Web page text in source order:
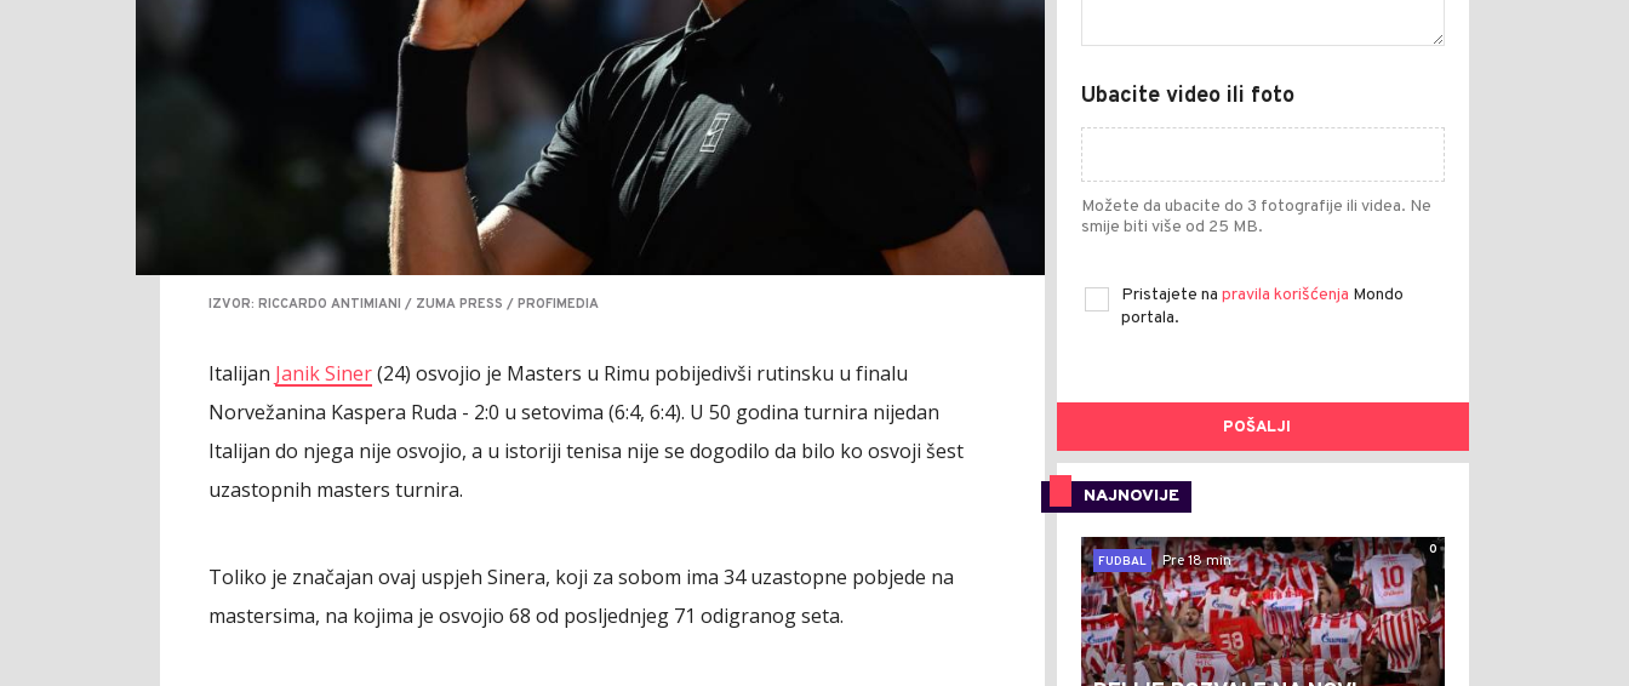
IZVOR: RICCARDO ANTIMIANI / ZUMA PRESS / PROFIMEDIA
Italijan Janik Siner(24) osvojio je Masters u Rimu pobijedivši rutinsku u finalu
Norvežanina Kaspera Ruda - 2:0 u setovima (6:4, 6:4). U 50 godina turnira nijedan
Italijan do njega nije osvojio, a u istoriji tenisa nije se dogodilo da bilo ko osvoji šest
uzastopnih masters turnira.
Toliko je značajan ovaj uspjeh Sinera, koji za sobom ima 34 uzastopne pobjede na
mastersima, na kojima je osvojio 68 od posljednjeg 71 odigranog seta.
Ubacite video ili foto
Možete da ubacite do 3 fotografije ili videa. Ne
smije biti više od 25 MB.
Pristajete na pravila korišćenja Mondo
portala.
POŠALJI
NAJNOVIJE
0
FUDBAL
Pre 18 min